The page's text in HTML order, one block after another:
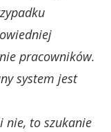
pracowników.
system jest
nie, to szukanie